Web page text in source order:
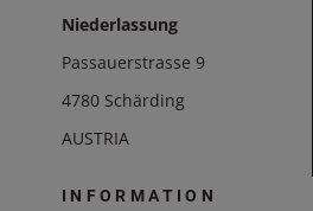
Niederlassung
Passauerstrasse 9
4780 Schärding
AUSTRIA
INFORMATION